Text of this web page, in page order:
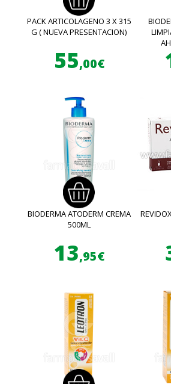
PACK ARTICOLAGENO 3 X 315
G ( NUEVA PRESENTACION)
55,00€
BIODERMA ATODERM CREMA
500ML
13,95€